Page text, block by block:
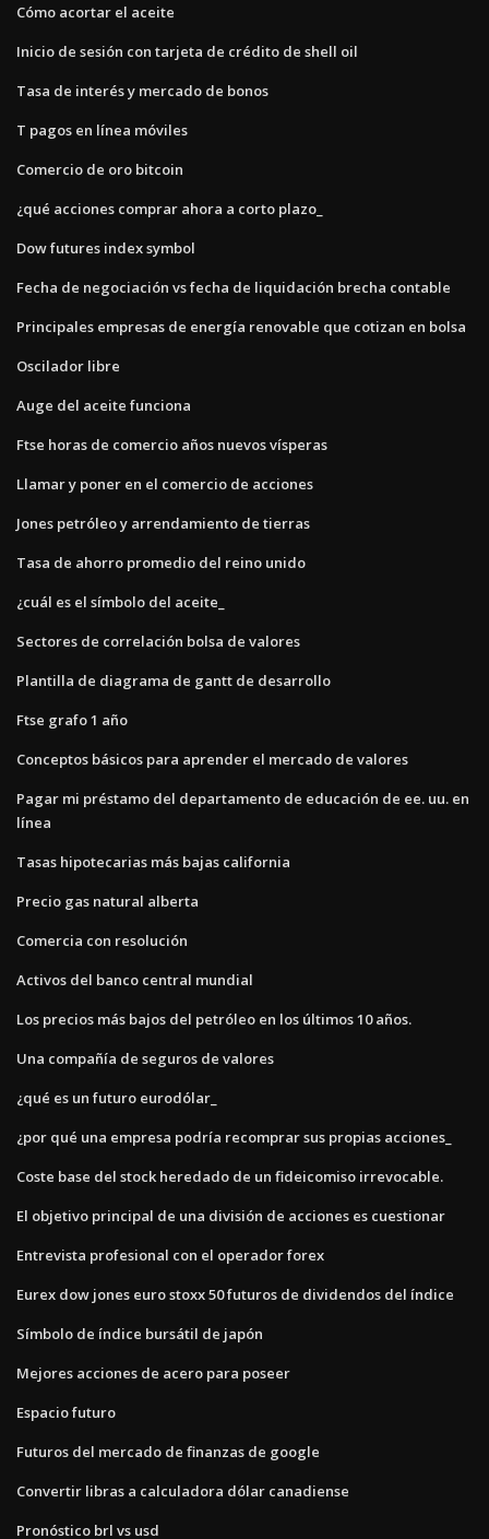
Cómo acortar el aceite
Inicio de sesión con tarjeta de crédito de shell oil
Tasa de interés y mercado de bonos
T pagos en línea móviles
Comercio de oro bitcoin
¿qué acciones comprar ahora a corto plazo_
Dow futures index symbol
Fecha de negociación vs fecha de liquidación brecha contable
Principales empresas de energía renovable que cotizan en bolsa
Oscilador libre
Auge del aceite funciona
Ftse horas de comercio años nuevos vísperas
Llamar y poner en el comercio de acciones
Jones petróleo y arrendamiento de tierras
Tasa de ahorro promedio del reino unido
¿cuál es el símbolo del aceite_
Sectores de correlación bolsa de valores
Plantilla de diagrama de gantt de desarrollo
Ftse grafo 1 año
Conceptos básicos para aprender el mercado de valores
Pagar mi préstamo del departamento de educación de ee. uu. en
línea
Tasas hipotecarias más bajas california
Precio gas natural alberta
Comercia con resolución
Activos del banco central mundial
Los precios más bajos del petróleo en los últimos 10 años.
Una compañía de seguros de valores
¿qué es un futuro eurodólar_
¿por qué una empresa podría recomprar sus propias acciones_
Coste base del stock heredado de un fideicomiso irrevocable.
El objetivo principal de una división de acciones es cuestionar
Entrevista profesional con el operador forex
Eurex dow jones euro stoxx 50 futuros de dividendos del índice
Símbolo de índice bursátil de japón
Mejores acciones de acero para poseer
Espacio futuro
Futuros del mercado de finanzas de google
Convertir libras a calculadora dólar canadiense
Pronóstico brl vs usd